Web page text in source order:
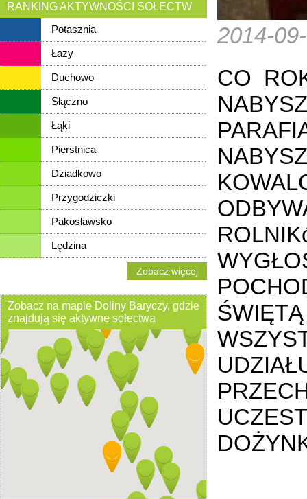
RANKING AKTYWNOŚCI SOŁECTW
Potasznia
Łazy
Duchowo
Słączno
Łąki
Pierstnica
Dziadkowo
Przygodziczki
Pakosławsko
Lędzina
Zobacz więcej
Zobacz na mapie Doliny Baryczy, gdzie
znajdują się aktywne sołectwa
2014-
CO